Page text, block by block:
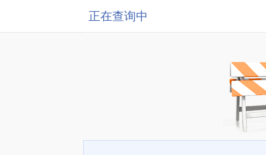
正在查询中